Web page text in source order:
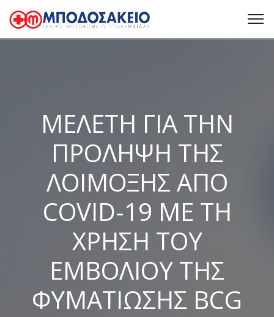
ΜΕΛΕΤΗ ΓΙΑ ΤΗΝ
ΠΡΟΛΗΨΗ ΤΗΣ
ΛΟΙΜΟΞΗΣ ΑΠΟ
COVID-19 ΜΕ ΤΗ
ΧΡΗΣΗ ΤΟΥ
ΕΜΒΟΛΙΟΥ ΤΗΣ
ΦΥΜΑΤΙΩΣΗΣ BCG